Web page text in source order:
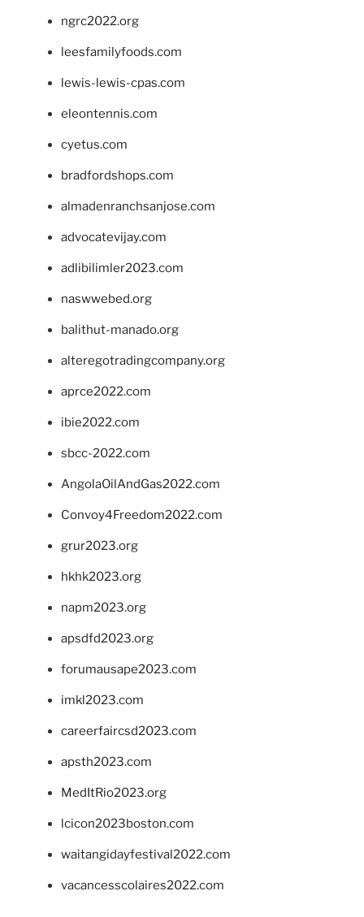
ngrc2022.org
leesfamilyfoods.com
lewis-lewis-cpas.com
eleontennis.com
cyetus.com
bradfordshops.com
almadenranchsanjose.com
advocatevijay.com
adlibilimler2023.com
naswwebed.org
balithut-manado.org
alteregotradingcompany.org
aprce2022.com
ibie2022.com
sbcc-2022.com
AngolaOilAndGas2022.com
Convoy4Freedom2022.com
grur2023.org
hkhk2023.org
napm2023.org
apsdfd2023.org
forumausape2023.com
imkl2023.com
careerfaircsd2023.com
apsth2023.com
MedItRio2023.org
lcicon2023boston.com
waitangidayfestival2022.com
vacancesscolaires2022.com